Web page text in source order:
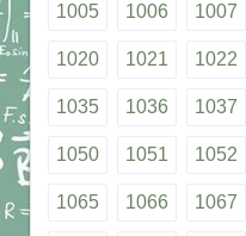
1005 1006 1007
1020 1021 1022
1035 1036 1037
1050 1051 1052
1065 1066 1067